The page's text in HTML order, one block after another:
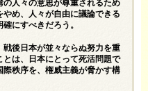
人々の意思が尊重されるため
め、人々が自由に議論できる
にすべきだろう。
後日本が並々ならぬ努力を重
は、日本にとって死活問題で
秩序を、権威主義が脅かす構